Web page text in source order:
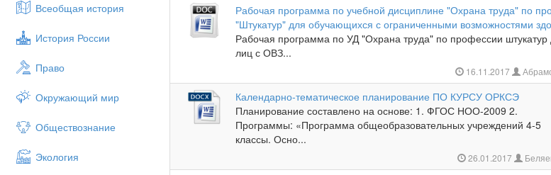
Всеобщая история
История России
Право
Окружающий мир
Обществознание
Экология
Рабочая программа по учебной дисциплине "Охрана труда" по
"Штукатур" для обучающихся с ограниченными возможностями
Рабочая программа по УД "Охрана труда" по профессии штукатур
лиц с ОВЗ...
16.11.2017
Календарно-тематическое планирование ПО КУРСУ ОРКСЭ
Планирование составлено на основе: 1. ФГОС НОО-2009 2.
Программы: «Программа общеобразовательных учреждений 4-5
классы. Осно...
26.01.2017